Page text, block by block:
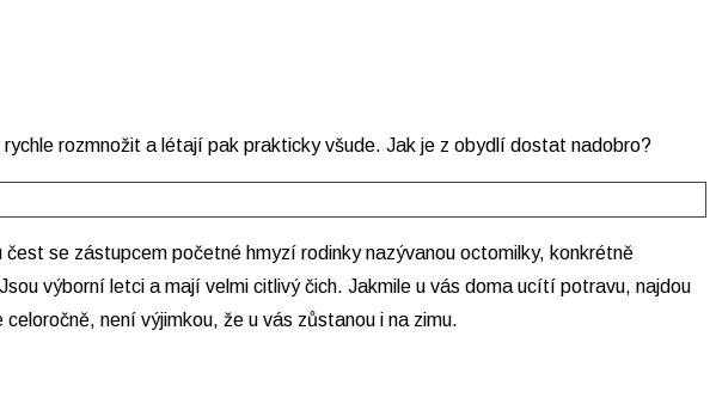
rozmnožit a létají pak prakticky všude. Jak je z obydlí dostat nadobro?
se zástupcem početné hmyzí rodinky nazývanou octomilky, konkrétně
výborní letci a mají velmi citlivý čich. Jakmile u vás doma ucítí potravu, najdou
není výjimkou, že u vás zůstanou i na zimu.